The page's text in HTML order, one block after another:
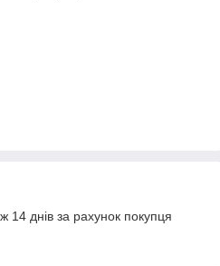
14 днів за рахунок покупця